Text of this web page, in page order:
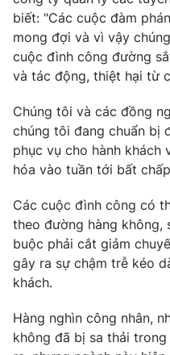
Email:
toasoan@vtv.vn
Liên hệ quảng cáo: 024-
® Cấm sao chép dưới mọi
thuận bằng văn bản. Ghi rõ
biết: "Các cuộc đàm
mong đợi và vì vậy
cuộc đình công đường
và tác động, thiệt hại từ
Chúng tôi và các đồng
chúng tôi đang chuẩn bị
phục vụ cho hành khách
hóa vào tuần tới bất
Các cuộc đình công có
theo đường hàng không,
buộc phải cắt giảm
gây ra sự chậm trễ kéo
khách.
Hàng nghìn công nhân,
không đã bị sa thải